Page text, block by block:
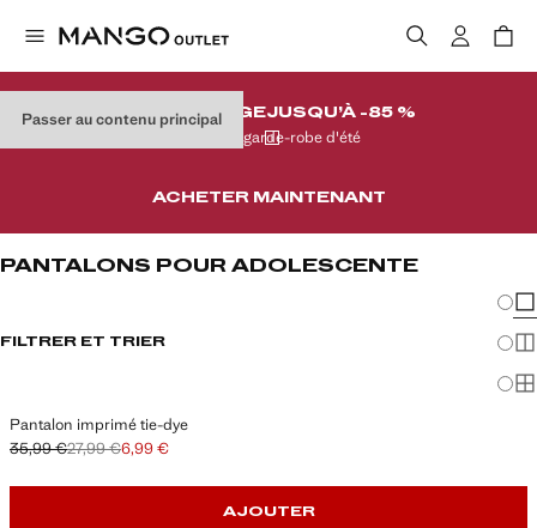
Passer au contenu principal
DESTOCKAGEJUSQU’À -85 %
Sur votre garde-robe d'été
ACHETER MAINTENANT
PANTALONS POUR ADOLESCENTE
FILTRER ET TRIER
Pantalon imprimé tie-dye
Prix initial barré [35,99 € ]
35,99 €
Deuxième prix barré [27,99 € ]
27,99 €
Prix actuel [6,99 € ]6,99 €
AJOUTER